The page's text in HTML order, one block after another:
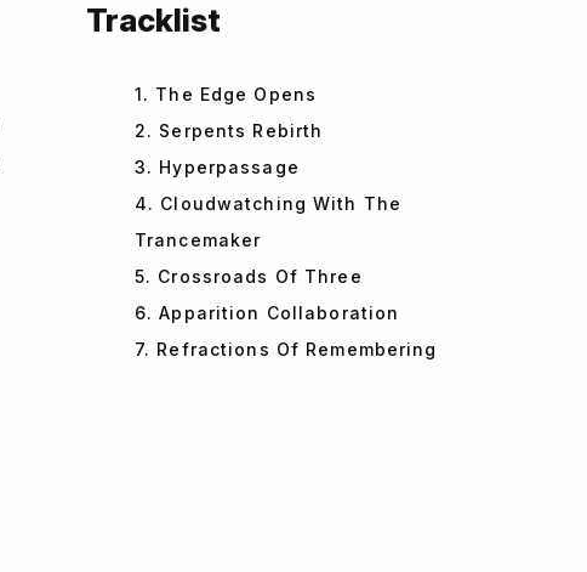
Tracklist
1. The Edge Opens
2. Serpents Rebirth
3. Hyperpassage
4. Cloudwatching With The
Trancemaker
5. Crossroads Of Three
6. Apparition Collaboration
7. Refractions Of Remembering